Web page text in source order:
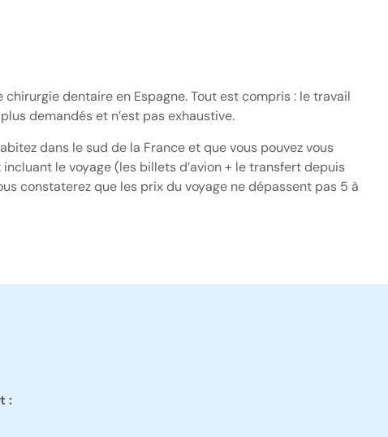
dentaire en Espagne. Tout est compris : le travail
demandés et n’est pas exhaustive.
dans le sud de la France et que vous pouvez vous
le voyage (les billets d’avion + le transfert depuis
constaterez que les prix du voyage ne dépassent pas 5 à
: